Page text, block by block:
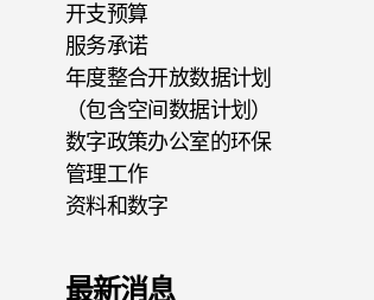
开支预算
服务承诺
年度整合开放数据计划
（包含空间数据计划）
数字政策办公室的环保
管理工作
资料和数字
最新消息